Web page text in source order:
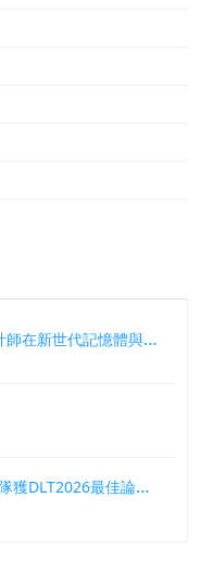
【專題演講】 梁郁珮教授 程式設計師在新世代記憶體與儲存系統中的角色與挑戰
周兆龍及郭崇韋老師指導的研究團隊獲DLT2026最佳論文獎